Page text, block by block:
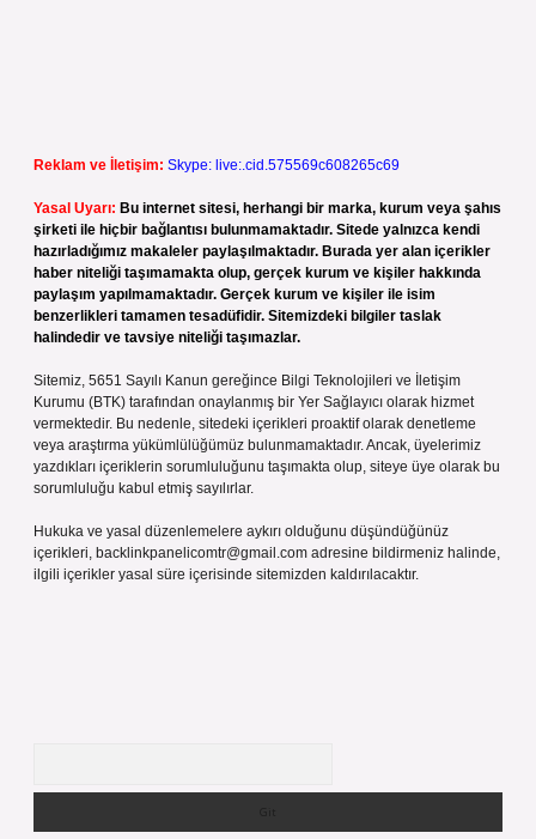
Reklam ve İletişim: Skype: live:.cid.575569c608265c69
Yasal Uyarı: Bu internet sitesi, herhangi bir marka, kurum veya şahıs
şirketi ile hiçbir bağlantısı bulunmamaktadır. Sitede yalnızca kendi
hazırladığımız makaleler paylaşılmaktadır. Burada yer alan içerikler
haber niteliği taşımamakta olup, gerçek kurum ve kişiler hakkında
paylaşım yapılmamaktadır. Gerçek kurum ve kişiler ile isim
benzerlikleri tamamen tesadüfidir. Sitemizdeki bilgiler taslak
halindedir ve tavsiye niteliği taşımazlar.
Sitemiz, 5651 Sayılı Kanun gereğince Bilgi Teknolojileri ve İletişim
Kurumu (BTK) tarafından onaylanmış bir Yer Sağlayıcı olarak hizmet
vermektedir. Bu nedenle, sitedeki içerikleri proaktif olarak denetleme
veya araştırma yükümlülüğümüz bulunmamaktadır. Ancak, üyelerimiz
yazdıkları içeriklerin sorumluluğunu taşımakta olup, siteye üye olarak bu
sorumluluğu kabul etmiş sayılırlar.
Hukuka ve yasal düzenlemelere aykırı olduğunu düşündüğünüz
içerikleri, backlinkpanelicomtr@gmail.com adresine bildirmeniz halinde,
ilgili içerikler yasal süre içerisinde sitemizden kaldırılacaktır.